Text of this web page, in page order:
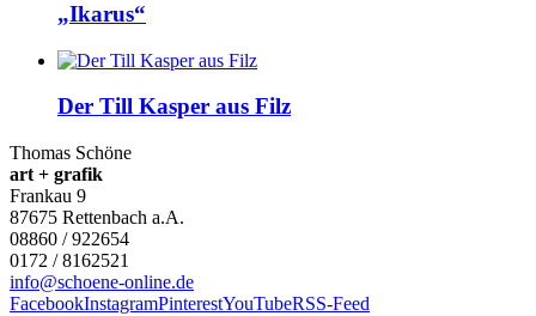
„Ikarus“
Der Till Kasper aus Filz
Thomas Schöne
art + grafik
Frankau 9
87675 Rettenbach a.A.
08860 / 922654
0172 / 8162521
info@schoene-online.de
FacebookInstagramPinterestYouTubeRSS-Feed